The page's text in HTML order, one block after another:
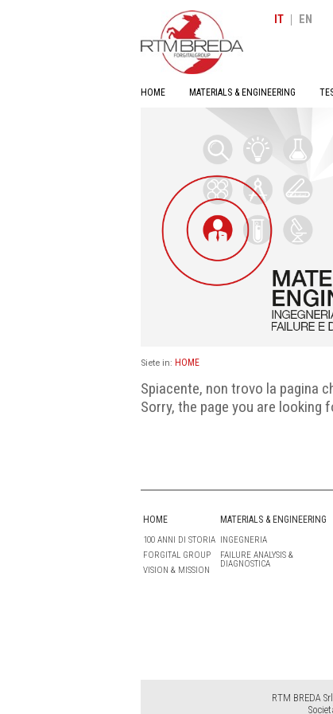
IT | EN
HOME MATERIALS & ENGINEERING
Siete in: HOME
Spiacente, non trovo la pagina
Sorry, the page you are looking
HOME
100 ANNI DI STORIA
FORGITAL GROUP
VISION & MISSION
MATERIALS & ENGINEERING
INGEGNERIA
FAILURE ANALYSIS &
DIAGNOSTICA
RTM BREDA